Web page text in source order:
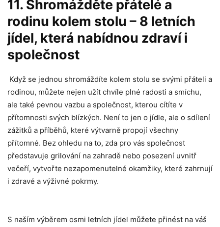
11. Shromážděte přátelé‌ a
rodinu ‌kolem stolu – ⁢8 letních ​
jídel, která nabídnou zdraví i
společnost
⁣ Když se jednou shromáždíte kolem stolu se svými přáteli ⁢a⁣
rodinou, ⁢můžete nejen ‌užít⁢ chvíle⁣ plné⁤ radosti ‌a smíchu,
ale také pevnou vazbu a ‍společnost, kterou cítíte v
‌přítomnosti svých blízkých. Není to ⁣jen ⁢o jídle, ale​ o sdílení
zážitků a příběhů,⁢ které výtvarně​ propojí všechny⁢
přítomné. Bez ohledu na⁣ to, zda ​pro vás společnost
představuje⁢ grilování ‌na zahradě nebo posezení uvnitř
večeří, vytvořte nezapomenutelné okamžiky, ⁣které zahrnují
‍i ⁤zdravé a výživné pokrmy.
S naším výběrem osmi letních jídel ‌můžete přinést na váš